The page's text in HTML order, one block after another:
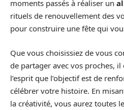
moments passés à réaliser un
rituels de renouvellement des
pour construire une fête qui
Que vous choisissiez de vous
de partager avec vos proches,
l’esprit que l’objectif est de
célébrer votre histoire. En
la créativité, vous aurez toutes